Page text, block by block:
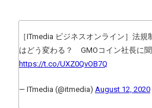
［ITmedia ビジネスオンライン］法
はどう変わる？ GMOコイン社長に聞
https://t.co/UXZ0QvOB7Q
— ITmedia (@itmedia) August 12, 2020